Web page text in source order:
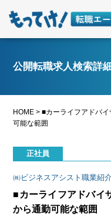
公開転職求人検索詳
HOME >■カーライフアドバ
可能な範囲
正社員
㈱ビジネスアシスト職業紹
■カーライフアドバイ
から通勤可能な範囲